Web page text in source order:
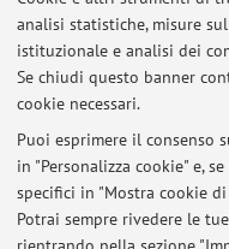
analisi statistiche, misure
istituzionale e analisi dei
Se chiudi questo banner
cookie necessari.
Puoi esprimere il consenso
in "Personalizza cookie" e,
specifici in "Mostra cookie
Potrai sempre rivedere le
Materiali Pittura in età
Pubblicato il: 08 aprile 2026
LEZIONE Pittura in età
Pubblicato il: 08 marzo 2026
LEZIONE 7/10/2025
Pubblicato il: 07 ottobre 2025